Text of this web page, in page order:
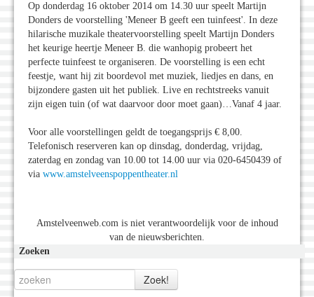
Op donderdag 16 oktober 2014 om 14.30 uur speelt Martijn
Donders de voorstelling 'Meneer B geeft een tuinfeest'. In deze
hilarische muzikale theatervoorstelling speelt Martijn Donders
het keurige heertje Meneer B. die wanhopig probeert het
perfecte tuinfeest te organiseren. De voorstelling is een echt
feestje, want hij zit boordevol met muziek, liedjes en dans, en
bijzondere gasten uit het publiek. Live en rechtstreeks vanuit
zijn eigen tuin (of wat daarvoor door moet gaan)…Vanaf 4 jaar.
Voor alle voorstellingen geldt de toegangsprijs € 8,00.
Telefonisch reserveren kan op dinsdag, donderdag, vrijdag,
zaterdag en zondag van 10.00 tot 14.00 uur via 020-6450439 of
via www.amstelveenspoppentheater.nl
Amstelveenweb.com is niet verantwoordelijk voor de inhoud
van de nieuwsberichten.
Zoeken